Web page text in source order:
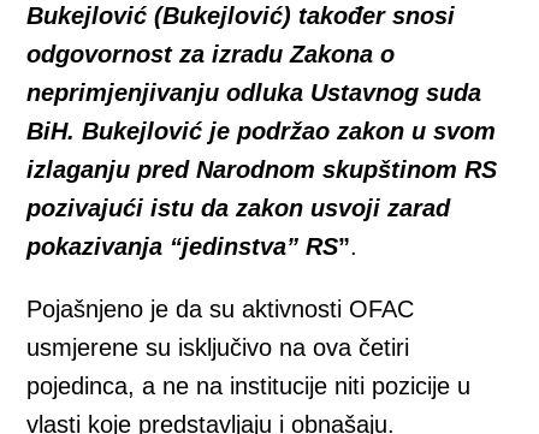
Bukejlović (Bukejlović) također snosi
odgovornost za izradu Zakona o
neprimjenjivanju odluka Ustavnog suda
BiH. Bukejlović je podržao zakon u svom
izlaganju pred Narodnom skupštinom RS
pozivajući istu da zakon usvoji zarad
pokazivanja “jedinstva” RS”.
Pojašnjeno je da su aktivnosti OFAC
usmjerene su isključivo na ova četiri
pojedinca, a ne na institucije niti pozicije u
vlasti koje predstavljaju i obnašaju.